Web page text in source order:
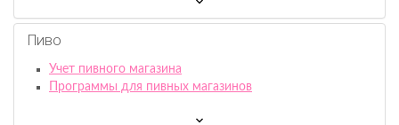
Пиво
Учет пивного магазина
Программы для пивных магазинов